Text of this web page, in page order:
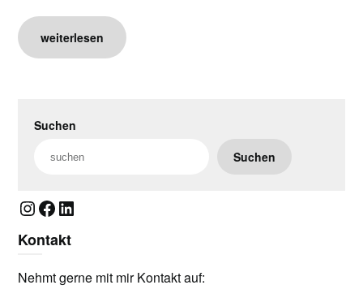
weiterlesen
Suchen
Suchen
Instagram
Facebook
LinkedIn
Kontakt
Nehmt gerne mit mir Kontakt auf: